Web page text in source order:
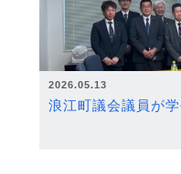
2026.05.13
浪江町議会議員が